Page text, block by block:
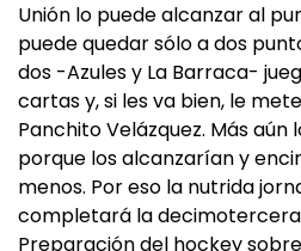
Unión lo puede alcanzar al
puede quedar sólo a dos
dos -Azules y La Barraca-
cartas y, si les va bien, le
Panchito Velázquez. Más aún
porque los alcanzarían y
menos. Por eso la nutrida
completará la
Preparación del hockey